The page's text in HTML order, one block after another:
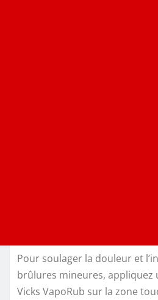
Pour soulager la douleur et
brûlures mineures, appliquez
Vicks VapoRub sur la zone